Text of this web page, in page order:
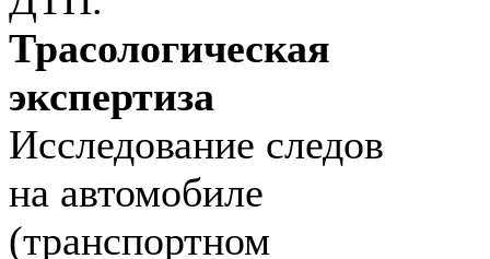
Трасологическая
экспертиза
Исследование следов
на автомобиле
(транспортном